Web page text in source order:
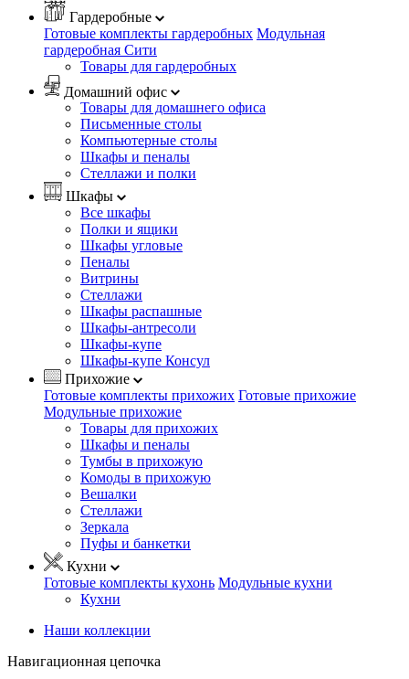
Гардеробные
Готовые комплекты гардеробных Модульная
гардеробная Сити
Товары для гардеробных
Домашний офис
Товары для домашнего офиса
Письменные столы
Компьютерные столы
Шкафы и пеналы
Стеллажи и полки
Шкафы
Все шкафы
Полки и ящики
Шкафы угловые
Пеналы
Витрины
Стеллажи
Шкафы распашные
Шкафы-антресоли
Шкафы-купе
Шкафы-купе Консул
Прихожие
Готовые комплекты прихожих Готовые прихожие
Модульные прихожие
Товары для прихожих
Шкафы и пеналы
Тумбы в прихожую
Комоды в прихожую
Вешалки
Стеллажи
Зеркала
Пуфы и банкетки
Кухни
Готовые комплекты кухонь Модульные кухни
Кухни
Наши коллекции
Навигационная цепочка